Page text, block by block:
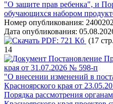
"О защите прав ребенка", и
обучающихся набором
Номер опубликования:
Дата опубликования:
PDF: 721 Кб (17
14
Постановление
края от 31.07.2026 № 598-п
"О внесении изменений в
Красноярского края от
Порядка рассмотрения